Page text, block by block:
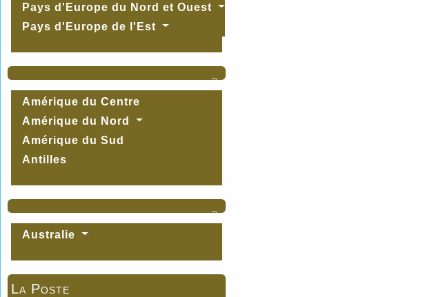
Pays d'Europe du Nord et Ouest
Pays d'Europe de l'Est

Amérique du Centre
Amérique du Nord
Amérique du Sud
Antilles

Australie
La Poste